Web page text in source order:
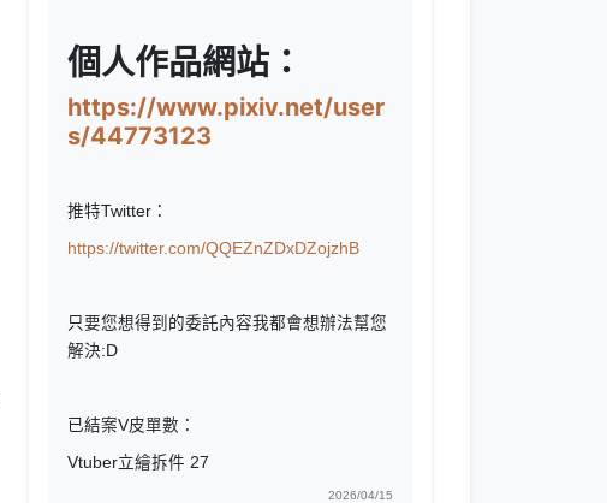
個人作品網站：
https://www.pixiv.net/user
s/44773123
推特Twitter：
https://twitter.com/QQEZnZDxDZojzhB
只要您想得到的委託內容我都會想辦法幫您
解決:D
已結案V皮單數：
Vtuber立繪拆件 27
2026/04/15